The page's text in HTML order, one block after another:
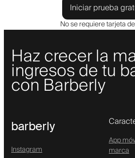
Iniciar prueba
No se requiere tarjeta
Haz crecer la
ingresos de tu
con Barberly
barberly
Instagram
App
marca